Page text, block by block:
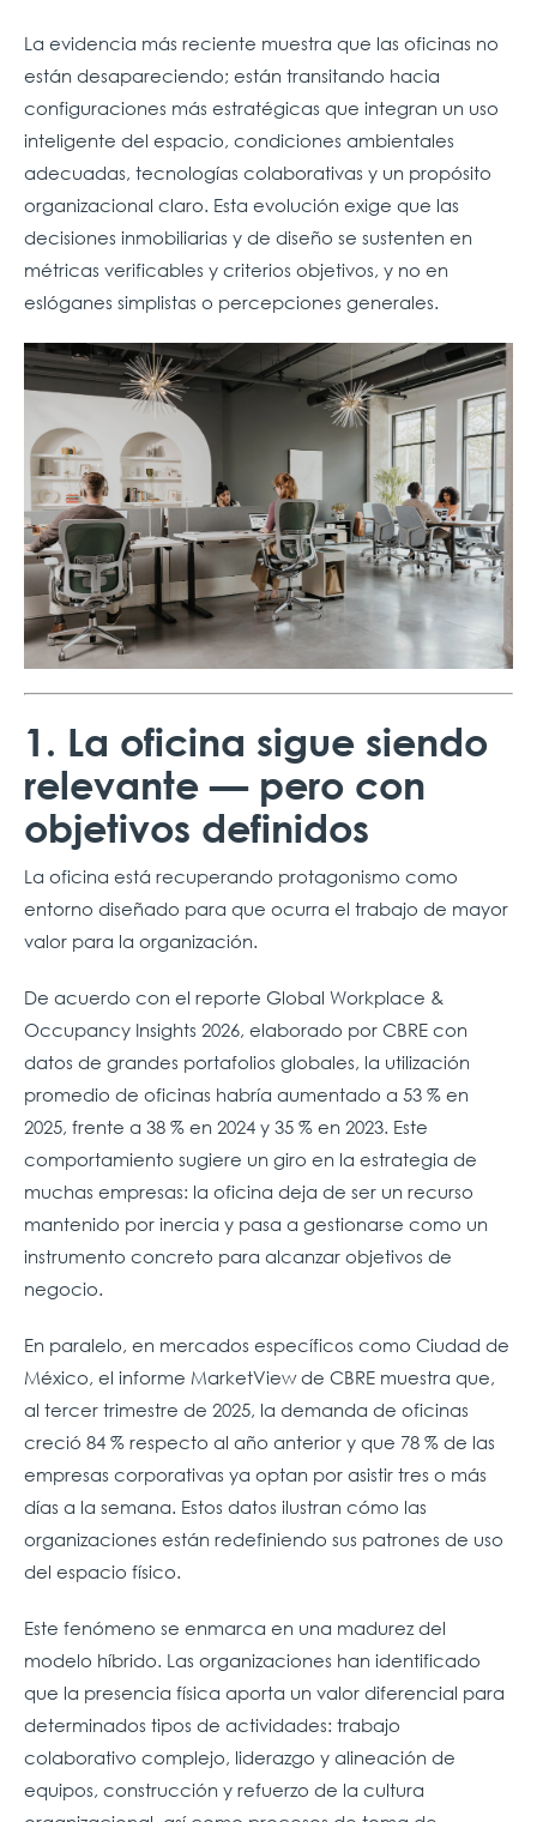
La evidencia más reciente muestra que las oficinas no
están desapareciendo; están transitando hacia
configuraciones más estratégicas que integran un uso
inteligente del espacio, condiciones ambientales
adecuadas, tecnologías colaborativas y un propósito
organizacional claro. Esta evolución exige que las
decisiones inmobiliarias y de diseño se sustenten en
métricas verificables y criterios objetivos, y no en
eslóganes simplistas o percepciones generales.
1. La oficina sigue siendo
relevante — pero con
objetivos definidos
La oficina está recuperando protagonismo como
entorno diseñado para que ocurra el trabajo de mayor
valor para la organización.
De acuerdo con el reporte Global Workplace &
Occupancy Insights 2026, elaborado por CBRE con
datos de grandes portafolios globales, la utilización
promedio de oficinas habría aumentado a 53 % en
2025, frente a 38 % en 2024 y 35 % en 2023. Este
comportamiento sugiere un giro en la estrategia de
muchas empresas: la oficina deja de ser un recurso
mantenido por inercia y pasa a gestionarse como un
instrumento concreto para alcanzar objetivos de
negocio.
En paralelo, en mercados específicos como Ciudad de
México, el informe MarketView de CBRE muestra que,
al tercer trimestre de 2025, la demanda de oficinas
creció 84 % respecto al año anterior y que 78 % de las
empresas corporativas ya optan por asistir tres o más
días a la semana. Estos datos ilustran cómo las
organizaciones están redefiniendo sus patrones de uso
del espacio físico.
Este fenómeno se enmarca en una madurez del
modelo híbrido. Las organizaciones han identificado
que la presencia física aporta un valor diferencial para
determinados tipos de actividades: trabajo
colaborativo complejo, liderazgo y alineación de
equipos, construcción y refuerzo de la cultura